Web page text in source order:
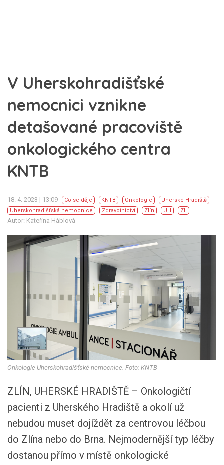
V Uherskohradišťské
nemocnici vznikne
detašované pracoviště
onkologického centra
KNTB
18. 4. 2023 | 13:09 Co se děje KNTB Onkologie
Uherské Hradiště
Uherskohradišťská nemocnice
Zdravotnictví Zlín UH ZL
Autor: Kateřina Háblová
Onkologie Uherskohradišťské nemocnice. Foto: KNTB
ZLÍN, UHERSKÉ HRADIŠTĚ – Onkologičtí
pacienti z Uherského Hradiště a okolí už
nebudou muset dojíždět za centrovou léčbou
do Zlína nebo do Brna. Nejmodernější typ léčby
dostanou přímo v místě onkologické